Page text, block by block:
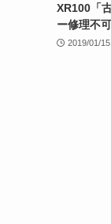
XR100「
ー修理不
2019/01/15